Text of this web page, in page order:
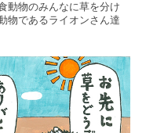
動物のみんなに草を分け
物であるライオンさん達